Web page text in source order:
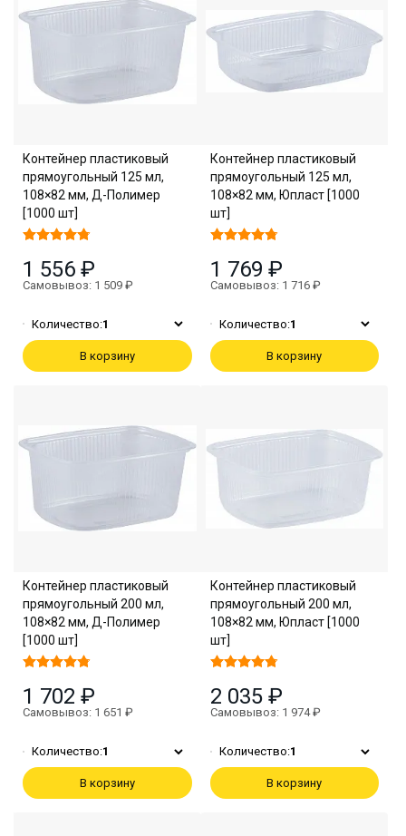
Контейнер пластиковый
прямоугольный 125 мл,
108×82 мм, Д-Полимер
[1000 шт]
1 556 ₽
Самовывоз: 1 509 ₽
Количество:1
В корзину
Контейнер пластиковый
прямоугольный 125 мл,
108×82 мм, Юпласт [1000
шт]
1 769 ₽
Самовывоз: 1 716 ₽
Количество:1
В корзину
Контейнер пластиковый
прямоугольный 200 мл,
108×82 мм, Д-Полимер
[1000 шт]
1 702 ₽
Самовывоз: 1 651 ₽
Количество:1
В корзину
Контейнер пластиковый
прямоугольный 200 мл,
108×82 мм, Юпласт [1000
шт]
2 035 ₽
Самовывоз: 1 974 ₽
Количество:1
В корзину